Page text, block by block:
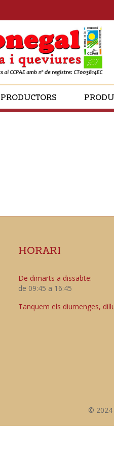
PRODUCTORS
HORARI
De dimarts a dissabte:
de 09:45 a 16:45
Tanquem els diumenges,
© 2024